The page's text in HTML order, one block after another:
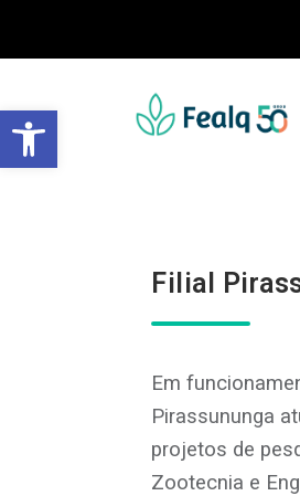
Barra de
Filial
Em
Pirassununga
projetos de
Zootecnia e